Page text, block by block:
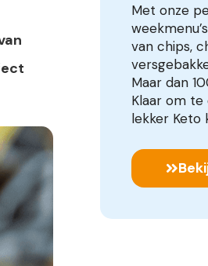
Met onze
van chips,
Maar dan
Klaar om
lekker Keto